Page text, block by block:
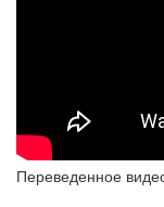
Переведенное